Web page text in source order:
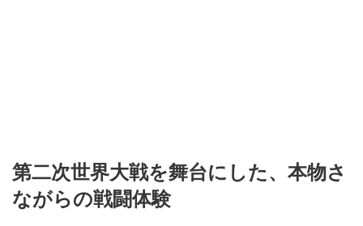
第二次世界大戦を舞台にした、本物さ
ながらの戦闘体験